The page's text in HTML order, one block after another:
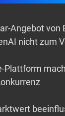
Angebot von
nicht zum
Plattform